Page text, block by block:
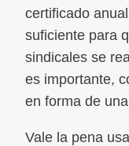
certificado
suficiente para
sindicales se
es importante,
en forma de
Vale la pena